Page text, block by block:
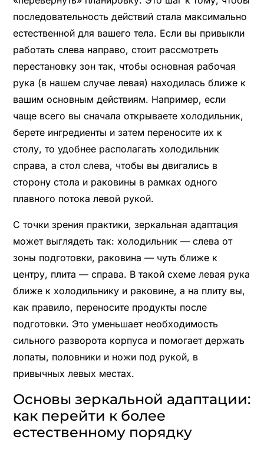
последовательность действий стала максимально
естественной для вашего тела. Если вы привыкли
работать слева направо, стоит рассмотреть
перестановку зон так, чтобы основная рабочая
рука (в нашем случае левая) находилась ближе к
вашим основным действиям. Например, если
чаще всего вы сначала открываете холодильник,
берете ингредиенты и затем переносите их к
столу, то удобнее располагать холодильник
справа, а стол слева, чтобы вы двигались в
сторону стола и раковины в рамках одного
плавного потока левой рукой.
С точки зрения практики, зеркальная адаптация
может выглядеть так: холодильник — слева от
зоны подготовки, раковина — чуть ближе к
центру, плита — справа. В такой схеме левая рука
ближе к холодильнику и раковине, а на плиту вы,
как правило, переносите продукты после
подготовки. Это уменьшает необходимость
сильного разворота корпуса и помогает держать
лопаты, половники и ножи под рукой, в
привычных левых местах.
Основы зеркальной адаптации:
как перейти к более
естественному порядку